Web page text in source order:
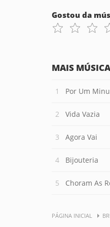
Gostou da
MAIS
Por Um
Vida Vazia
Agora Vai
Bijouteria
Choram As
PÁGINA INICIAL